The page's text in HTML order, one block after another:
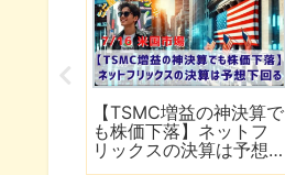
【TSMC増益の神決算で
も株価下落】ネットフ
リックスの決算は予想